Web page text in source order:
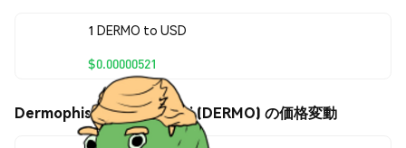
1 DERMO to USD
$0.00000521
Dermophis Donaldtrumpi (DERMO) の価格変動